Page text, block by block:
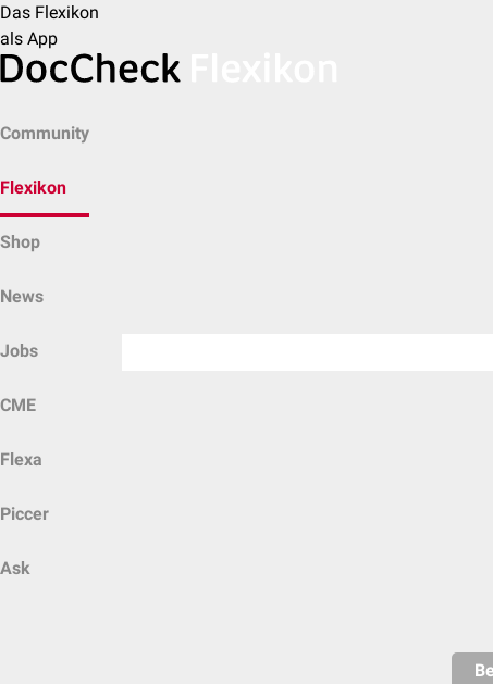
Das Flexikon
als App
Community
Flexikon
Shop
News
Jobs
CME
Flexa
Piccer
Ask